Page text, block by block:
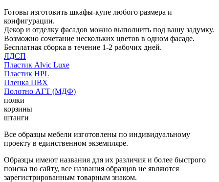
Готовы изготовить шкафы-купе любого размера и
конфигурации.
Декор и отделку фасадов можно выполнить под вашу задумку.
Возможно сочетание нескольких цветов в одном фасаде.
Бесплатная сборка в течение 1-2 рабочих дней.
ЛДСП
Пластик Alvic Luxe
Пластик HPL
Пленка ПВХ
Полотно АГТ (МДФ)
полки
корзины
штанги
Все образцы мебели изготовлены по индивидуальному
проекту в единственном экземпляре.
Образцы имеют названия для их различия и более быстрого
поиска по сайту, все названия образцов не являются
зарегистрированным товарным знаком.